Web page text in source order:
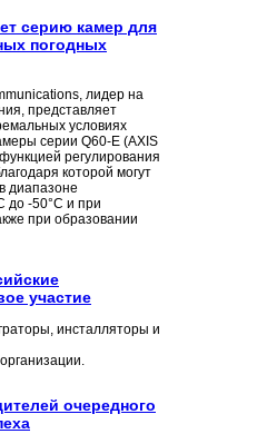
серию камер для
погодных
лидер на
представляет
условиях
серии Q60-Е (AXIS
регулирования
которой могут
диапазоне
до -50°C и при
при образовании
участие
инсталляторы и
очередного